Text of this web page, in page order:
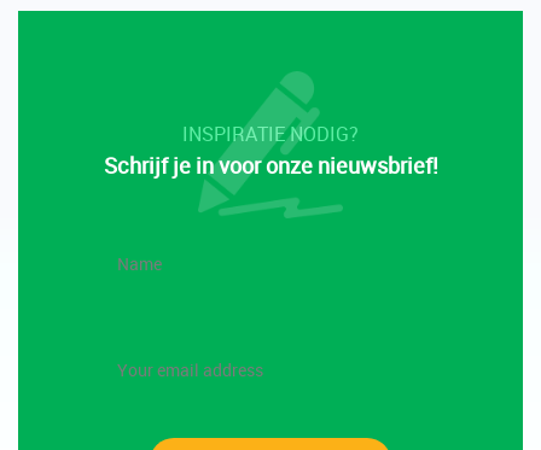
INSPIRATIE NODIG?
Schrijf je in voor onze nieuwsbrief!